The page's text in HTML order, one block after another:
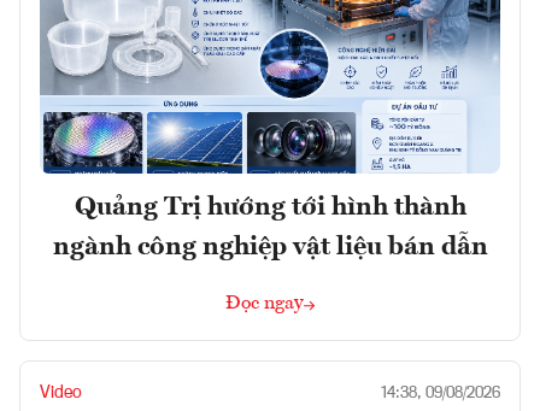
Quảng Trị hướng tới hình thành
ngành công nghiệp vật liệu bán dẫn
Đọc ngay
Video 14:38, 09/08/2026